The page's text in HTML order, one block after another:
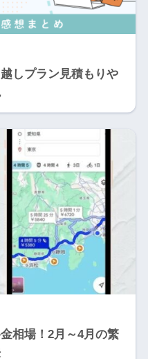
しプラン見積もりや
相場！2月～4月の繁